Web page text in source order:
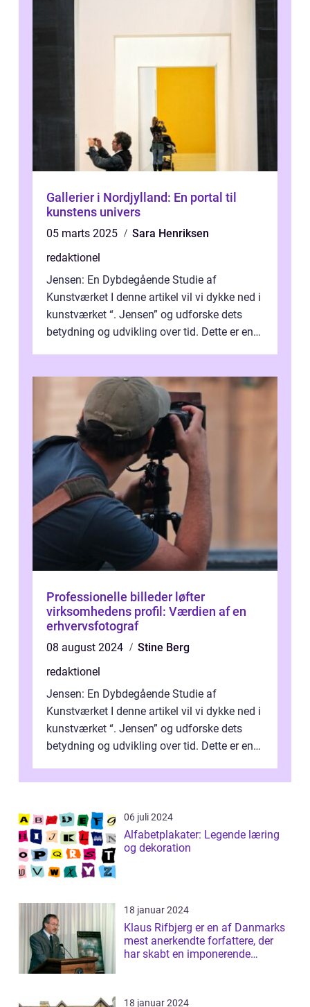
Gallerier i Nordjylland: En portal til
kunstens univers
05 marts 2025
Sara Henriksen
redaktionel
Jensen: En Dybdegående Studie af
Kunstværket I denne artikel vil vi dykke ned i
kunstværket “. Jensen” og udforske dets
betydning og udvikling over tid. Dette er en
Professionelle billeder løfter
virksomhedens profil: Værdien af en
erhvervsfotograf
08 august 2024
Stine Berg
redaktionel
Jensen: En Dybdegående Studie af
Kunstværket I denne artikel vil vi dykke ned i
kunstværket “. Jensen” og udforske dets
betydning og udvikling over tid. Dette er en
06 juli 2024
Alfabetplakater: Legende læring
og dekoration
18 januar 2024
Klaus Rifbjerg er en af Danmarks
mest anerkendte forfattere, der
har skabt en imponerende
18 januar 2024